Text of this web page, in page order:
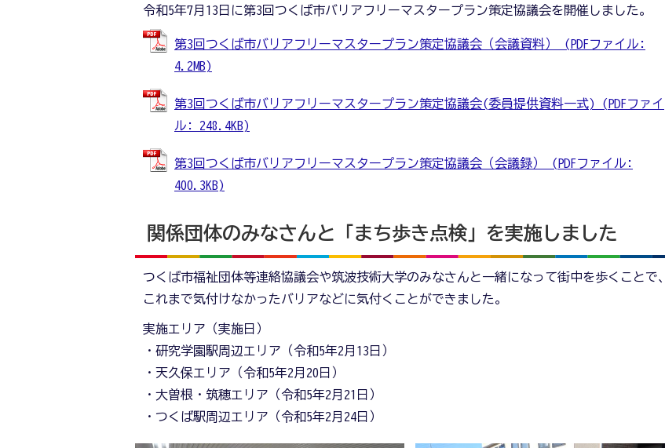
令和5年7月13日に第3回つくば市バリアフリーマスタープラン策定協議会を開催しました。
第3回つくば市バリアフリーマスタープラン策定協議会（会議資料） (PDFファイル:
4.2MB)
第3回つくば市バリアフリーマスタープラン策定協議会(委員提供資料一式) (PDFファイ
ル: 248.4KB)
第3回つくば市バリアフリーマスタープラン策定協議会（会議録） (PDFファイル:
400.3KB)
関係団体のみなさんと「まち歩き点検」を実施しました
つくば市福祉団体等連絡協議会や筑波技術大学のみなさんと一緒になって街中を歩くことで、
これまで気付けなかったバリアなどに気付くことができました。
実施エリア（実施日）
・研究学園駅周辺エリア（令和5年2月13日）
・天久保エリア（令和5年2月20日）
・大曽根・筑穂エリア（令和5年2月21日）
・つくば駅周辺エリア（令和5年2月24日）